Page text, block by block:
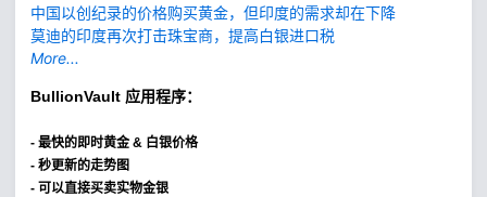
中国以创纪录的价格购买黄金，但印度的需求却在下降
莫迪的印度再次打击珠宝商，提高白银进口税
More...
BullionVault 应用程序：
- 最快的即时黄金 & 白银价格
- 秒更新的走势图
- 可以直接买卖实物金银